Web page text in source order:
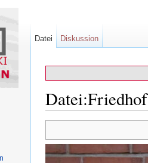
Datei Diskussion